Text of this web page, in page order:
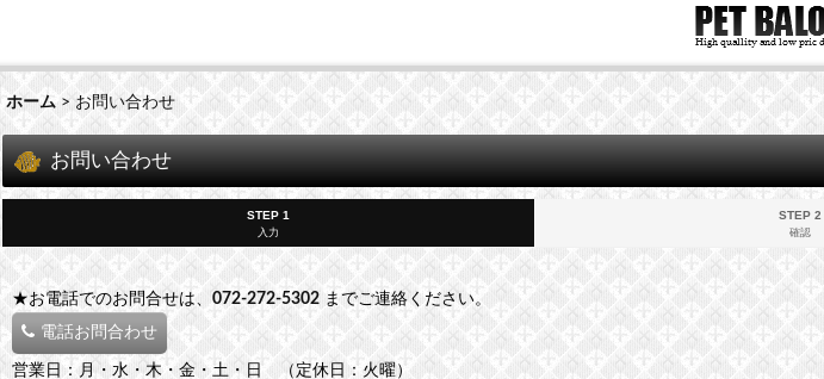
ホーム > お問い合わせ
お問い合わせ
STEP 1
入力
STEP 2
確認
★お電話でのお問合せは、 072-272-5302 までご連絡ください。
電話お問合わせ
営業日：月・水・木・金・土・日 （定休日：火曜）